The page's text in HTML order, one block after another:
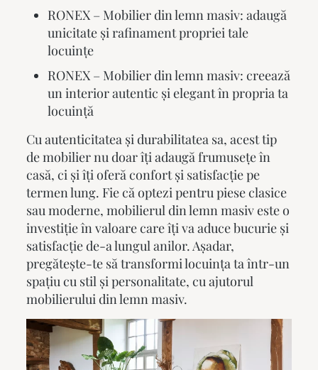
RONEX – Mobilier din lemn masiv: adaugă
unicitate și rafinament propriei tale
locuințe
RONEX – Mobilier din lemn masiv: creează
un interior autentic și elegant în propria ta
locuință
Cu autenticitatea și durabilitatea sa, acest tip
de mobilier nu doar îți adaugă frumusețe în
casă, ci și îți oferă confort și satisfacție pe
termen lung. Fie că optezi pentru piese clasice
sau moderne, mobilierul din lemn masiveste o
investiție în valoare care îți va aduce bucurie și
satisfacție de-a lungul anilor. Așadar,
pregătește-te să transformi locuința ta într-un
spațiu cu stil și personalitate, cu ajutorul
mobilierului din lemn masiv.